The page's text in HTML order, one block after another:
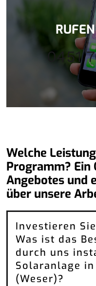
0451
Welche
Programm? Ein
Angebotes und
über unsere
Investieren
Was ist das
durch uns
Solaranlage
(Weser)?